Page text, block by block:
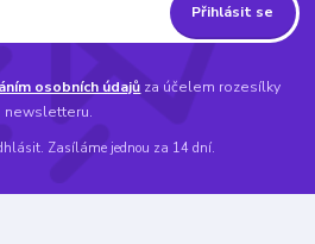
Přihlásit se
osobních údajů za účelem rozesílky
newsletteru.
Zasíláme jednou za 14 dní.